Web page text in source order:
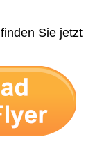
Sie jetzt